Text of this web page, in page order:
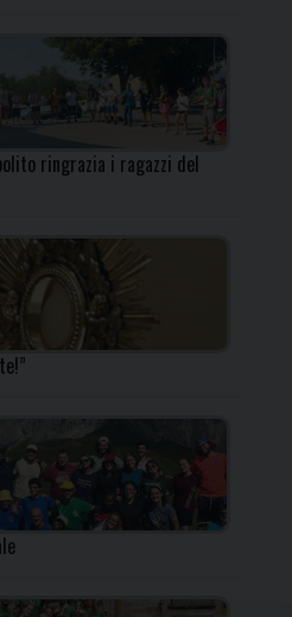
ringrazia i ragazzi del